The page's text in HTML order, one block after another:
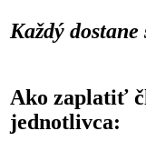
Každý dostane
Ako zaplatiť
jednotlivca: